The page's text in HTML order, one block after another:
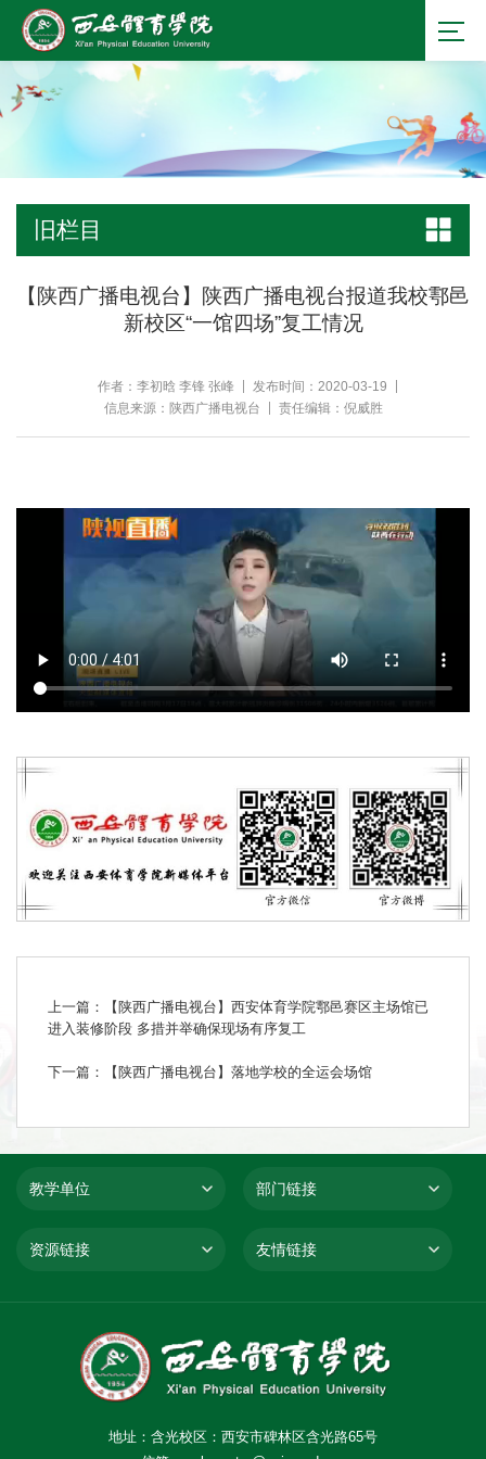
旧栏目
【陕西广播电视台】陕西广播电视台报道我校鄠邑
新校区“一馆四场”复工情况
作者：李初晗 李锋 张峰
发布时间：2020-03-19
信息来源：陕西广播电视台
责任编辑：倪威胜
上一篇：【陕西广播电视台】西安体育学院鄠邑赛区主场馆已
进入装修阶段 多措并举确保现场有序复工
下一篇：【陕西广播电视台】落地学校的全运会场馆
教学单位 部门链接
资源链接 友情链接
地址：含光校区：西安市碑林区含光路65号